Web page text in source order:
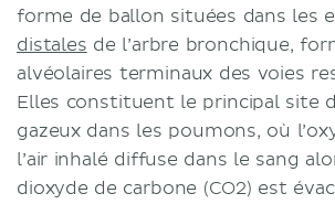
forme de ballon situées dans les
distales de l’arbre bronchique,
alvéolaires terminaux des voies
Elles constituent le principal site
gazeux dans les poumons, où
l’air inhalé diffuse dans le sang
dioxyde de carbone (CO2) est